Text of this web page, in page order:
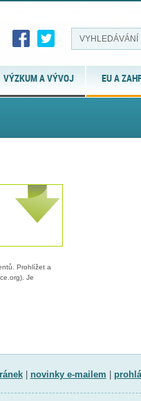
VÝZKUM A VÝVOJ EU A
Prohlížet a
Je
| novinky e-mailem